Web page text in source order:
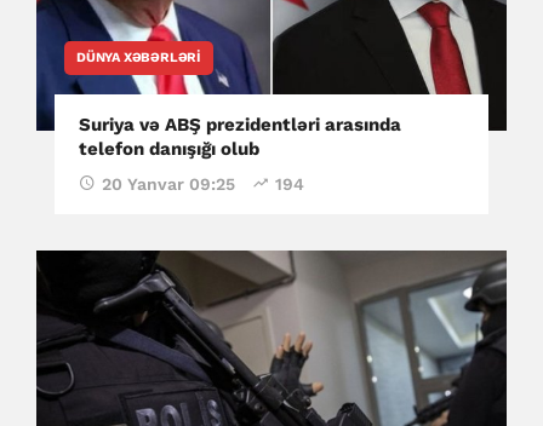
DÜNYA XƏBƏRLƏRI
Suriya və ABŞ prezidentləri arasında
telefon danışığı olub
20 Yanvar 09:25 194